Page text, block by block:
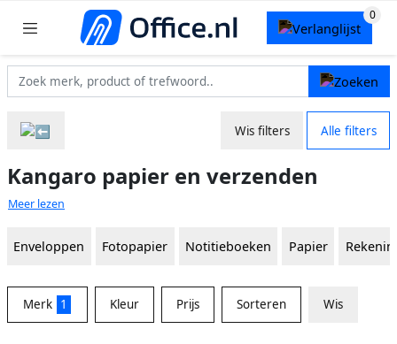
Wis filters Alle filters
Kangaro papier en verzenden
Meer lezen
Enveloppen Fotopapier Notitieboeken Papier
Merk 1 Kleur Prijs Sorteren Wis